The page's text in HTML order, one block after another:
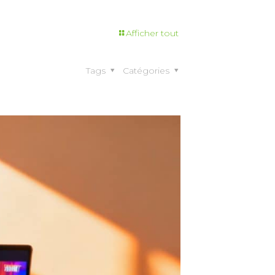
Afficher tout
Catégories
Tags